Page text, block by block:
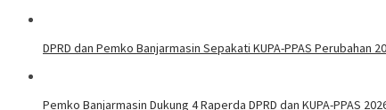
DPRD dan Pemko Banjarmasin Sepakati KUPA-PPAS Perubahan
Pemko Banjarmasin Dukung 4 Raperda DPRD dan KUPA-PPAS